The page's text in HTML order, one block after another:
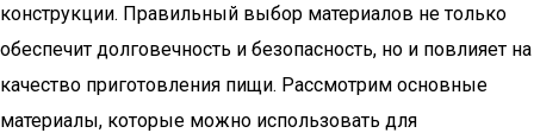
конструкции. Правильный выбор материалов не только
обеспечит долговечность и безопасность, но и повлияет на
качество приготовления пищи. Рассмотрим основные
материалы, которые можно использовать для